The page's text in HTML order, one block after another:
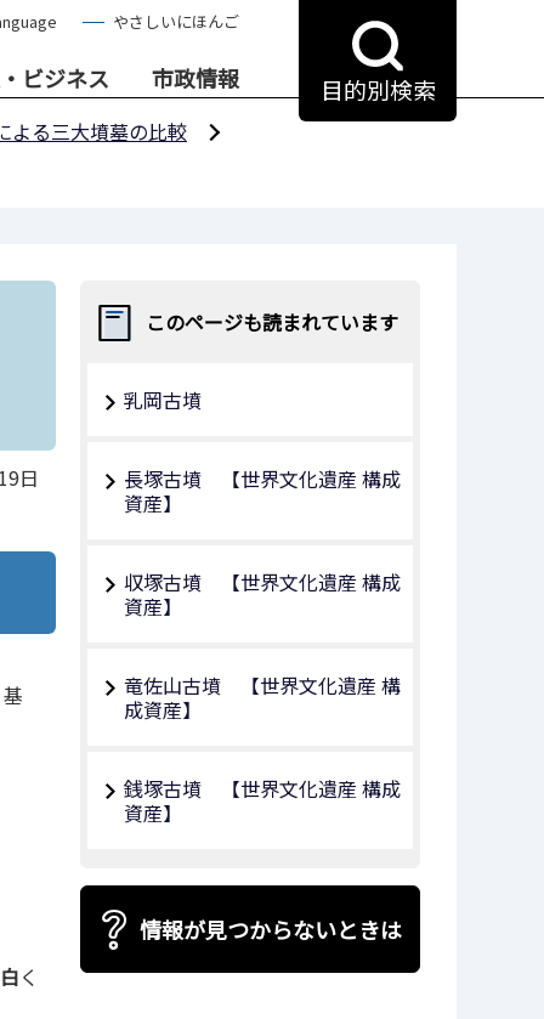
やさしいにほんご
ビジネス 市政情報 目的別検索
よる三大墳墓の比較
日
白く
このページも読まれています
乳岡古墳
長塚古墳 【世界文化遺産 構成
資産】
収塚古墳 【世界文化遺産 構成
資産】
竜佐山古墳 【世界文化遺産 構
成資産】
銭塚古墳 【世界文化遺産 構成
資産】
情報が見つからないときは